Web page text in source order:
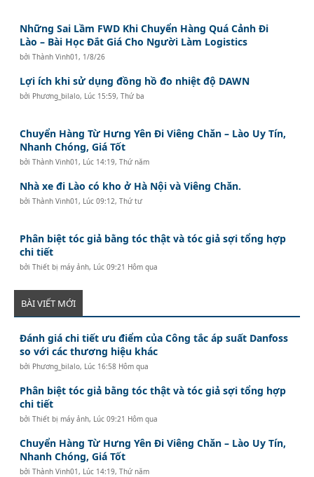
Những Sai Lầm FWD Khi Chuyển Hàng Quá Cảnh Đi
Lào – Bài Học Đắt Giá Cho Người Làm Logistics
bởiThành Vinh01 , 1/8/26
Lợi ích khi sử dụng đồng hồ đo nhiệt độ DAWN
bởi Phương_bilalo, Lúc 15:59, Thứ ba
Chuyển Hàng Từ Hưng Yên Đi Viêng Chăn – Lào Uy Tín,
Nhanh Chóng, Giá Tốt
bởiThành Vinh01 , Lúc 14:19, Thứ năm
Nhà xe đi Lào có kho ở Hà Nội và Viêng Chăn.
bởiThành Vinh01 , Lúc 09:12, Thứ tư
Phân biệt tóc giả bằng tóc thật và tóc giả sợi tổng hợp
chi tiết
bởiThiết bị máy ảnh, Lúc 09:21 Hôm qua
BÀI VIẾT MỚI
Đánh giá chi tiết ưu điểm của Công tắc áp suất Danfoss
so với các thương hiệu khác
bởi Phương_bilalo, Lúc 16:58 Hôm qua
Phân biệt tóc giả bằng tóc thật và tóc giả sợi tổng hợp
chi tiết
bởiThiết bị máy ảnh, Lúc 09:21 Hôm qua
Chuyển Hàng Từ Hưng Yên Đi Viêng Chăn – Lào Uy Tín,
Nhanh Chóng, Giá Tốt
bởiThành Vinh01 , Lúc 14:19, Thứ năm